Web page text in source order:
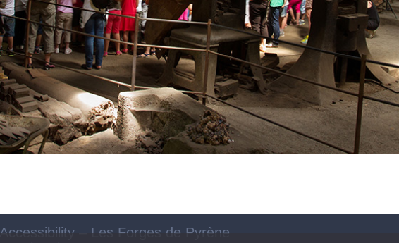
Accessibility – Les Forges de Pyrène